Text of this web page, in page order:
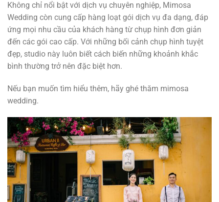
Không chỉ nổi bật với dịch vụ chuyên nghiệp, Mimosa
Wedding còn cung cấp hàng loạt gói dịch vụ đa dạng, đáp
ứng mọi nhu cầu của khách hàng từ chụp hình đơn giản
đến các gói cao cấp. Với những bối cảnh chụp hình tuyệt
đẹp, studio này luôn biết cách biến những khoảnh khắc
bình thường trở nên đặc biệt hơn.
Nếu bạn muốn tìm hiểu thêm, hãy ghé thăm mimosa
wedding.